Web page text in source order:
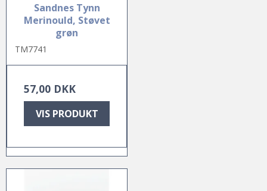
Sandnes Tynn
Merinould, Støvet
grøn
TM7741
57,00 DKK
VIS PRODUKT